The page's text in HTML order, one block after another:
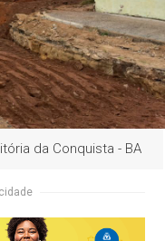
da Conquista - BA